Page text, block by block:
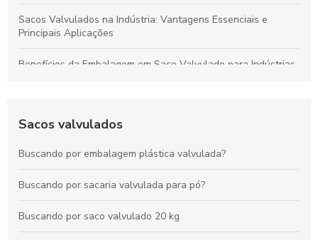
Sacos Valvulados na Indústria: Vantagens Essenciais e
Principais Aplicações
Benefícios da Embalagem em Saco Valvulado para Indústrias
Durabilidade, Conservação e Sustentabilidade
Como o Saco com Válvula Transforma o Armazenamento e
Conservação de Produtos
Vantagens dos Sacos com Válvula para Armazenamento
Seguro e Duradouro
Sacos valvulados
Buscando por embalagem plástica valvulada?
Buscando por sacaria valvulada para pó?
Buscando por saco valvulado 20 kg